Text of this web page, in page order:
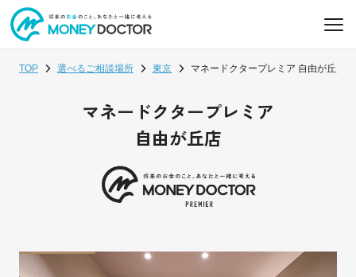
TOP 選べるご相談場所 東京 マネードクタープレミア 自由が丘店
マネードクタープレミア
自由が丘店